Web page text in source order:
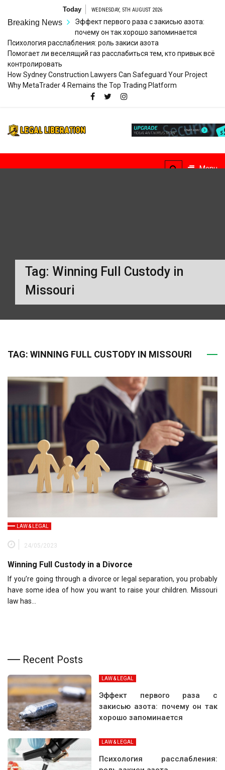
content
Today WEDNESDAY, 5TH AUGUST 2026
Breaking News
Эффект первого раза с закисью азота:
почему он так хорошо запоминается
Психология расслабления: роль закиси азота
Помогает ли веселящий газ расслабиться тем, кто привык всё
контролировать
How Sydney Construction Lawyers Can Safeguard Your Project
Why MetaTrader 4 Remains the Top Trading Platform
Liberation
Menu
Tag: Winning Full Custody in
Missouri
TAG: WINNING FULL CUSTODY IN MISSOURI
LAW & LEGAL
24/05/2023
Winning Full Custody in a Divorce
If you’re going through a divorce or legal separation, you probably
have some idea of how you want to raise your children. Missouri
law has…
Recent Posts
LAW & LEGAL
Эффект первого раза с
закисью азота: почему он так
хорошо запоминается
LAW & LEGAL
Психология расслабления: